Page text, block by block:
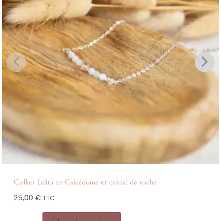
Collier Lalita en Calcédoine et cristal de roche
25,00€ TTC